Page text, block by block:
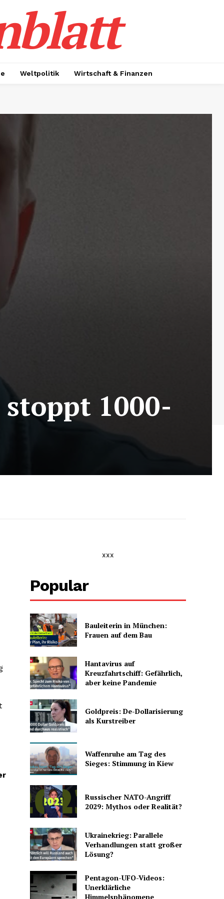
Weltpolitik Wirtschaft & Finanzen
1000-
xxx
Popular
Bauleiterin in München:
Frauen auf dem Bau
Hantavirus auf
Kreuzfahrtschiff: Gefährlich,
aber keine Pandemie
Goldpreis: De-Dollarisierung
als Kurstreiber
Waffenruhe am Tag des
Sieges: Stimmung in Kiew
Russischer NATO-Angriff
2029: Mythos oder Realität?
Ukrainekrieg: Parallele
Verhandlungen statt großer
Lösung?
Pentagon-UFO-Videos:
Unerklärliche
Himmelsphänomene